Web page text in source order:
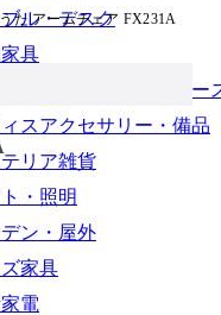
ル・デスク
具
ソナルブース・集中ブー
スアクセサリー・備品
リア雑貨
・照明
ン・屋外
家具
電
た アームチェア FX231A